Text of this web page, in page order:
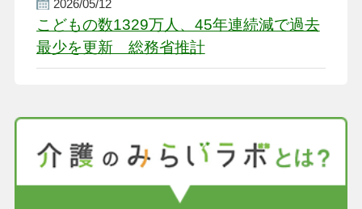
2026/05/12
こどもの数1329万人、45年連続減で過去
最少を更新 総務省推計